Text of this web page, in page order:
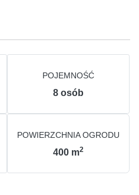
POJEMNOŚĆ
8 osób
POWIERZCHNIA OGRODU
400 m2